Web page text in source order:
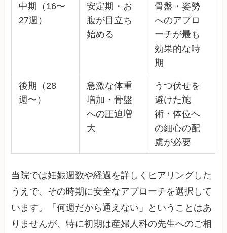
中期（16〜
27週）
安定期・お
腹が目立ち
始める
骨盤・姿勢
へのアプロ
ーチが最も
効果的な時
期
後期（28
週〜）
急激な体重
増加・骨盤
への圧迫増
大
うつ伏せを
避けた施
術・体位へ
の細心の配
慮が必要
当院では妊娠週数や経過を詳しくヒアリングした
うえで、その時期に安全なアプローチを選択して
います。「何週だから通えない」ということはあ
りませんが、特に初期は産婦人科の先生へのご相